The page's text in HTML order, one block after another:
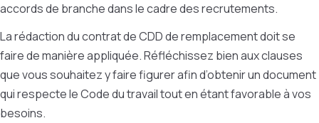
accords de branche dans le cadre des recrutements.
La rédaction du contrat de CDD de remplacement doit se
faire de manière appliquée. Réfléchissez bien aux clauses
que vous souhaitez y faire figurer afin d’obtenir un document
qui respecte le Code du travail tout en étant favorable à vos
besoins.